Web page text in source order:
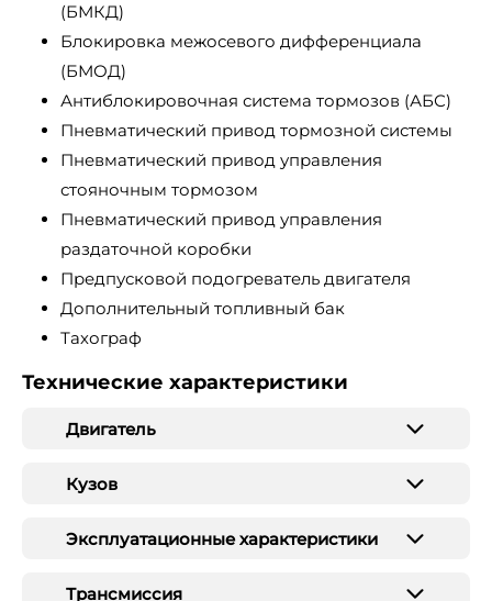
(БМКД)
Блокировка межосевого дифференциала
(БМОД)
Антиблокировочная система тормозов (АБС)
Пневматический привод тормозной системы
Пневматический привод управления
стояночным тормозом
Пневматический привод управления
раздаточной коробки
Предпусковой подогреватель двигателя
Дополнительный топливный бак
Тахограф
Технические характеристики
Двигатель
Кузов
Эксплуатационные характеристики
Трансмиссия